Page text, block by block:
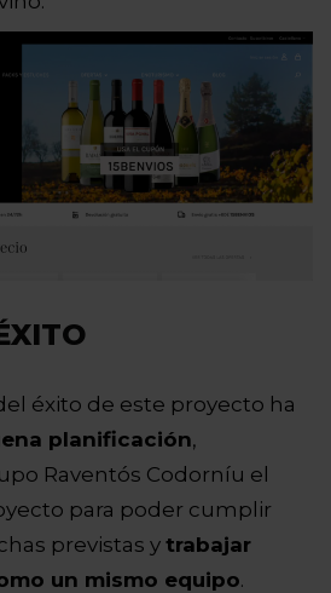
éxito de este proyecto ha
planificación,
Raventós Codorníu el
para poder cumplir
previstas y trabajar
un mismo equipo.